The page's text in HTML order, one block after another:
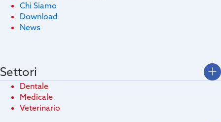
Chi Siamo
Download
News
Settori
Dentale
Medicale
Veterinario